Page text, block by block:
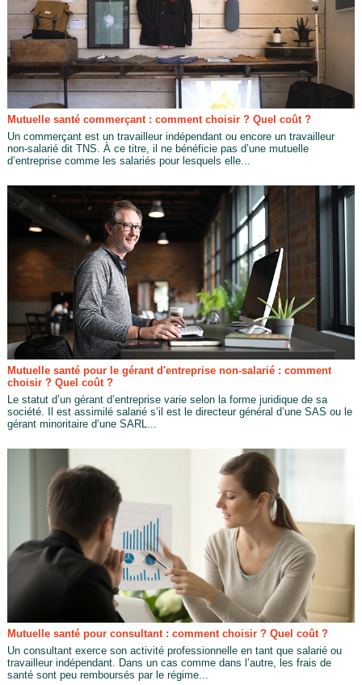
Mutuelle santé commerçant : comment choisir ? Quel coût ?
Un commerçant est un travailleur indépendant ou encore un travailleur
non-salarié dit TNS. À ce titre, il ne bénéficie pas d’une mutuelle
d’entreprise comme les salariés pour lesquels elle...
Mutuelle santé pour le gérant d'entreprise non-salarié : comment
choisir ? Quel coût ?
Le statut d’un gérant d’entreprise varie selon la forme juridique de sa
société. Il est assimilé salarié s’il est le directeur général d’une SAS ou le
gérant minoritaire d’une SARL...
Mutuelle santé pour consultant : comment choisir ? Quel coût ?
Un consultant exerce son activité professionnelle en tant que salarié ou
travailleur indépendant. Dans un cas comme dans l’autre, les frais de
santé sont peu remboursés par le régime...